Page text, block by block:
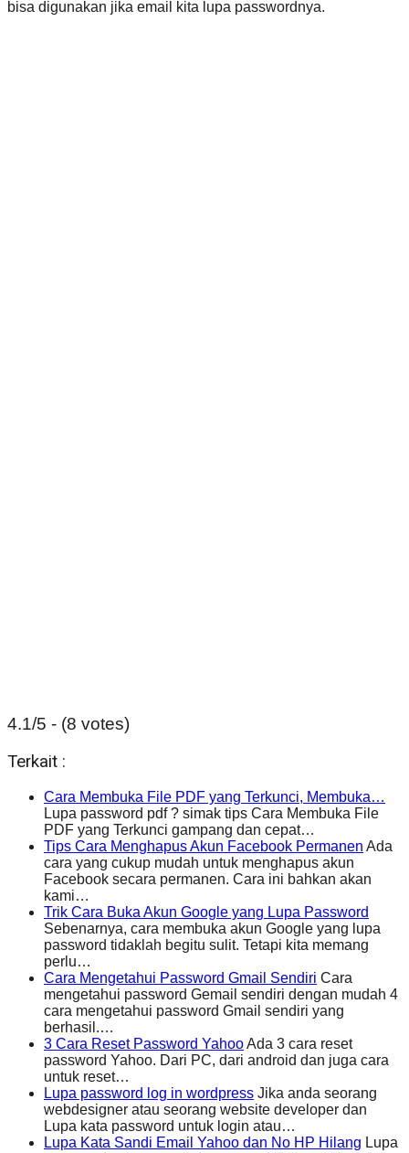
bisa digunakan jika email kita lupa passwordnya.
4.1/5 - (8 votes)
Terkait :
Cara Membuka File PDF yang Terkunci, Membuka…
Lupa password pdf ? simak tips Cara Membuka File
PDF yang Terkunci gampang dan cepat…
Tips Cara Menghapus Akun Facebook Permanen Ada
cara yang cukup mudah untuk menghapus akun
Facebook secara permanen. Cara ini bahkan akan
kami…
Trik Cara Buka Akun Google yang Lupa Password
Sebenarnya, cara membuka akun Google yang lupa
password tidaklah begitu sulit. Tetapi kita memang
perlu…
Cara Mengetahui Password Gmail Sendiri Cara
mengetahui password Gemail sendiri dengan mudah 4
cara mengetahui password Gmail sendiri yang
berhasil.…
3 Cara Reset Password YahooAda 3 cara reset
password Yahoo. Dari PC, dari android dan juga cara
untuk reset…
Lupa password log in wordpress Jika anda seorang
webdesigner atau seorang website developer dan
Lupa kata password untuk login atau…
Lupa Kata Sandi Email Yahoo dan No HP Hilang Lupa